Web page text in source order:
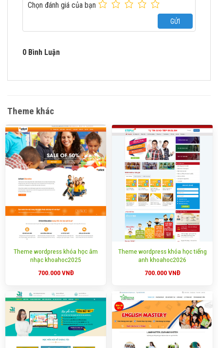
Chọn đánh giá của bạn
GỬI
0 Bình Luận
Theme khác
Theme wordpress khóa học âm
nhạc khoahoc2025
700.000VNĐ
Theme wordpress khóa học tiếng
anh khoahoc2026
700.000VNĐ